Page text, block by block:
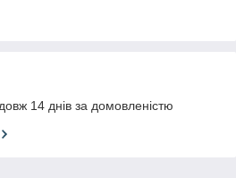
14 днів за домовленістю